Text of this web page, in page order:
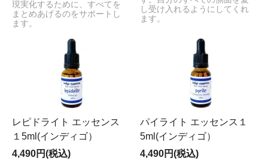
現実化するために、すべてを
まとめあげるのをサポートし
ます。
し受け入れるようにしてくれ
ます。
レピドライト エッセンス
１5ml(インディゴ）
4,490円(税込)
パイライト エッセンス１
5ml(インディゴ）
4,490円(税込)